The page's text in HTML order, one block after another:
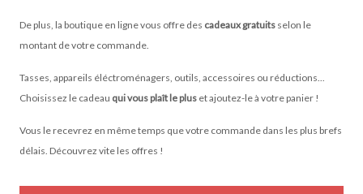
De plus, la boutique en ligne vous offre des cadeaux gratuits selon le
montant de votre commande.
Tasses, appareils éléctroménagers, outils, accessoires ou réductions...
Choisissez le cadeau qui vous plaît le plus et ajoutez-le à votre panier !
Vous le recevrez en même temps que votre commande dans les plus brefs
délais. Découvrez vite les offres !